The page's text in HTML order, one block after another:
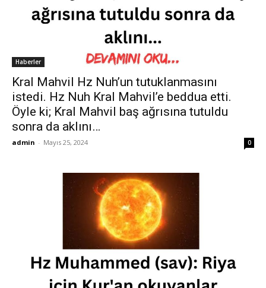
Haberler
Kral Mahvil Hz Nuh’un tutuklanmasını
istedi. Hz Nuh Kral Mahvil’e beddua etti.
Öyle ki; Kral Mahvil baş ağrısına tutuldu
sonra da aklını…
admin - Mayıs 25, 2024 0